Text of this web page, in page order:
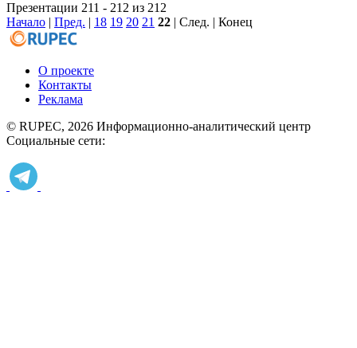
Презентации 211 - 212 из 212
Начало | Пред. | 18 19 20 21 22 | След. | Конец
О проекте
Контакты
Реклама
© RUPEC, 2026 Информационно-аналитический центр
Социальные сети: